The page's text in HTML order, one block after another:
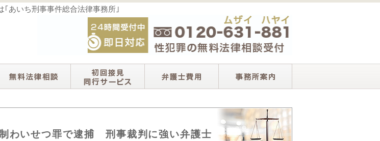
あいち刑事事件総合法律事務所｣
わいせつ罪で逮捕 刑事裁判に強い弁護士